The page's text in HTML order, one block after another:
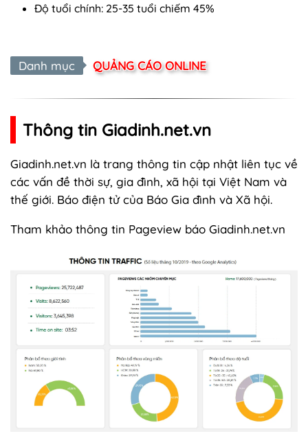
Độ tuổi chính: 25-35 tuổi chiếm 45%
Danh mục QUẢNG CÁO ONLINE
Thông tin Giadinh.net.vn
Giadinh.net.vn là trang thông tin cập nhật liên tục về
các vấn đề thời sự, gia đình, xã hội tại Việt Nam và
thế giới. Báo điện tử của Báo Gia đình và Xã hội.
Tham khảo thông tin Pageview báo Giadinh.net.vn